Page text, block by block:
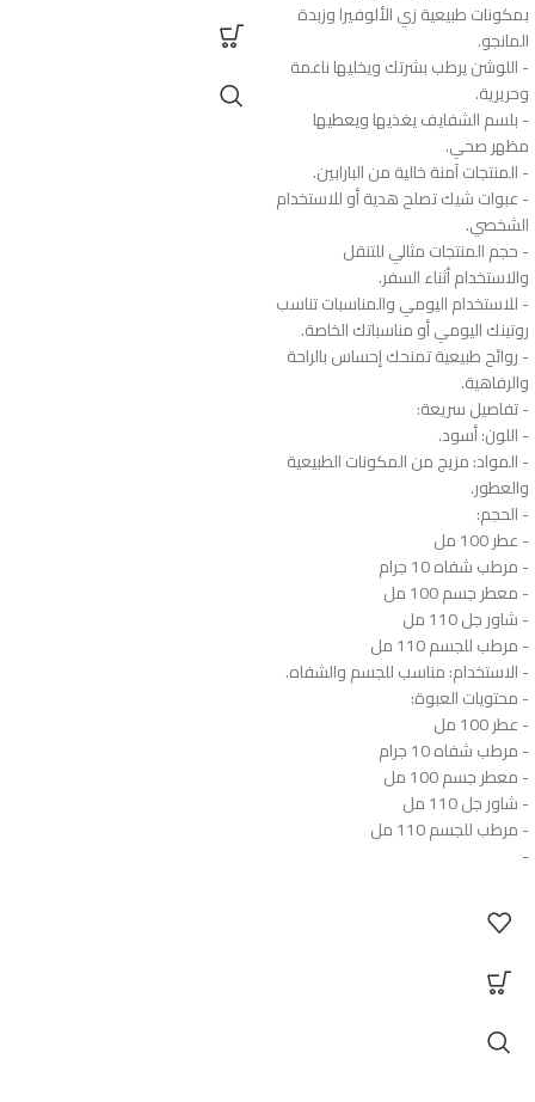
بمكونات طبيعية زي الألوفيرا وزبدة
المانجو.
- اللوشن يرطب بشرتك ويخليها ناعمة
وحريرية.
- بلسم الشفايف يغذيها ويعطيها
مظهر صحي.
- المنتجات آمنة خالية من البارابين.
- عبوات شيك تصلح هدية أو للاستخدام
الشخصي.
- حجم المنتجات مثالي للتنقل
والاستخدام أثناء السفر.
- للاستخدام اليومي والمناسبات تناسب
روتينك اليومي أو مناسباتك الخاصة.
- روائح طبيعية تمنحك إحساس بالراحة
والرفاهية.
- تفاصيل سريعة:
- اللون: أسود.
- المواد: مزيج من المكونات الطبيعية
والعطور.
- الحجم:
- عطر 100 مل
- مرطب شفاه 10 جرام
- معطر جسم 100 مل
- شاور جل 110 مل
- مرطب للجسم 110 مل
- الاستخدام: مناسب للجسم والشفاه.
- محتويات العبوة:
- عطر 100 مل
- مرطب شفاه 10 جرام
- معطر جسم 100 مل
- شاور جل 110 مل
- مرطب للجسم 110 مل
-